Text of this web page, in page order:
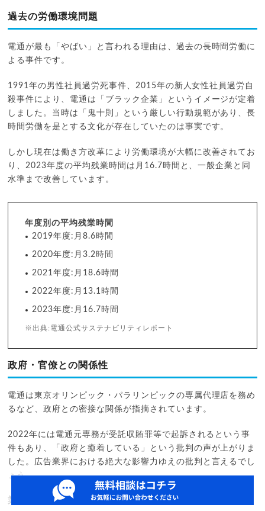
過去の労働環境問題
電通が最も「やばい」と言われる理由は、過去の長時間労働に
よる事件です。
1991年の男性社員過労死事件、2015年の新人女性社員過労自
殺事件により、電通は「ブラック企業」というイメージが定着
しました。当時は「鬼十則」という厳しい行動規範があり、長
時間労働を是とする文化が存在していたのは事実です。
しかし現在は働き方改革により労働環境が大幅に改善されてお
り、2023年度の平均残業時間は月16.7時間と、一般企業と同
水準まで改善しています。
年度別の平均残業時間
2019年度:月8.6時間
2020年度:月3.2時間
2021年度:月18.6時間
2022年度:月13.1時間
2023年度:月16.7時間
※出典:電通公式サステナビリティレポート
政府・官僚との関係性
電通は東京オリンピック・パラリンピックの専属代理店を務め
るなど、政府との密接な関係が指摘されています。
2022年には電通元専務が受託収賄罪等で起訴されるという事
件もあり、「政府と癒着している」という批判の声が上がりま
した。広告業界における絶大な影響力ゆえの批判と言えるでし
ょう。
業績不振と連続赤字